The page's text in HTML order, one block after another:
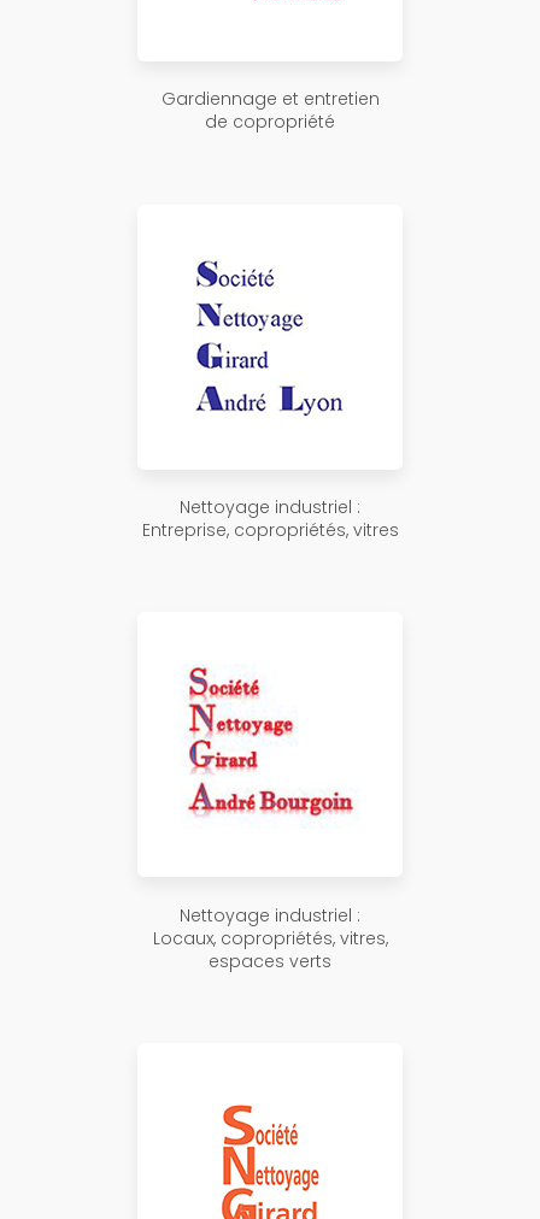
Gardiennage et entretien
de copropriété
Nettoyage industriel :
Entreprise, copropriétés, vitres
Nettoyage industriel :
Locaux, copropriétés, vitres,
espaces verts